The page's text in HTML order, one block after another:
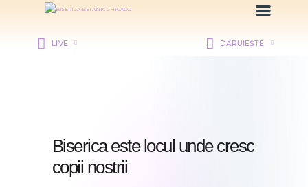
LIVE DĂRUIEȘTE
RESURSE
CITIREA BIBLIEI
Biserica este locul unde cresc
copii nostrii